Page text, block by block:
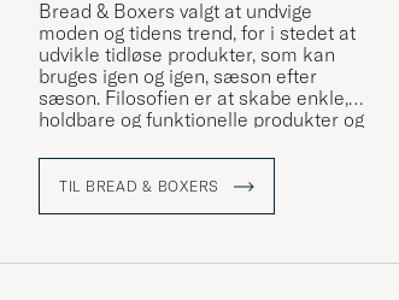
Bread & Boxers valgt at undvige
moden og tidens trend, for i stedet at
udvikle tidløse produkter, som kan
bruges igen og igen, sæson efter
sæson. Filosofien er at skabe enkle,
holdbare og funktionelle produkter og
TIL BREAD & BOXERS